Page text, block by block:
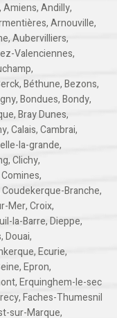
,Amiens,Andilly,
,Arnouville,
,Aubervilliers,
Valenciennes,
,
,Béthune,Bezons,
,Bondues,Bondy,
,Bray Dunes,
,Calais,Cambrai,
la-grande,
,Clichy,
Comines,
Coudekerque-Branche,
Mer,Croix,
la-Barre,Dieppe,
,Douai,
,Ecurie,
,Epron,
,Erquinghem-le-sec
,Faches-Thumesnil
sur-Marque,